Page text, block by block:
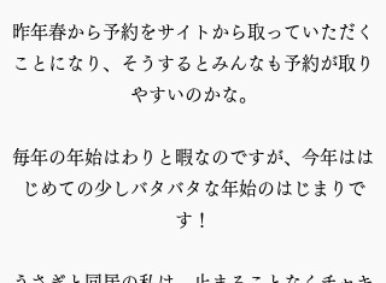
昨年春から予約をサイトから取っていただく
ことになり、そうするとみんなも予約が取り
やすいのかな。
毎年の年始はわりと暇なのですが、今年はは
じめての少しバタバタな年始のはじまりで
す！